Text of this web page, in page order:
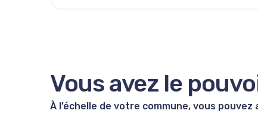
Vous avez le
À l’échelle de votre commune, vous